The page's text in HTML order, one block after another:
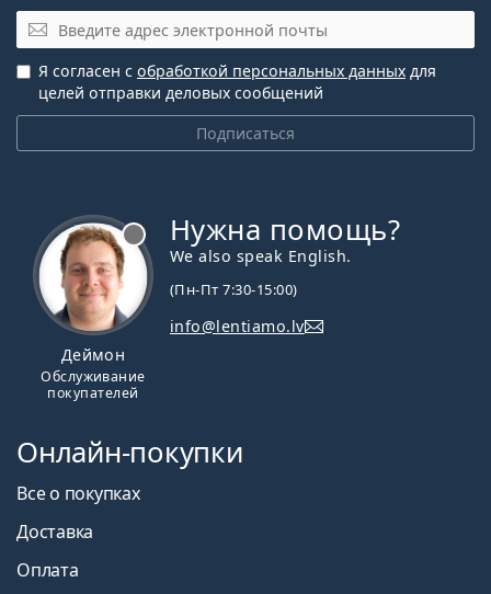
Эл. почта
Подписаться
Я согласен с обработкой персональных данных для
целей отправки деловых сообщений
Деймон
Обслуживание
покупателей
Нужна помощь?
We also speak English.
(Пн-Пт 7:30-15:00)
info@lentiamo.lv
Онлайн-покупки
Все о покупках
Доставка
Оплата